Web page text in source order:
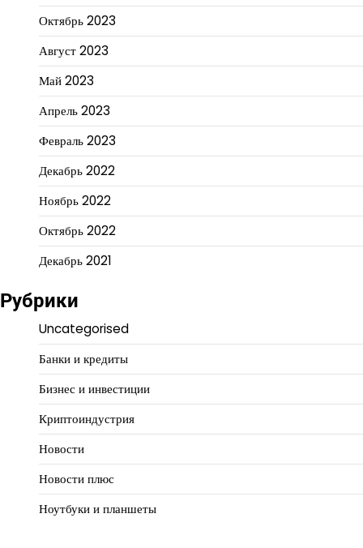
Октябрь 2023
Август 2023
Май 2023
Апрель 2023
Февраль 2023
Декабрь 2022
Ноябрь 2022
Октябрь 2022
Декабрь 2021
Рубрики
Uncategorised
Банки и кредиты
Бизнес и инвестиции
Криптоиндустрия
Новости
Новости плюс
Ноутбуки и планшеты